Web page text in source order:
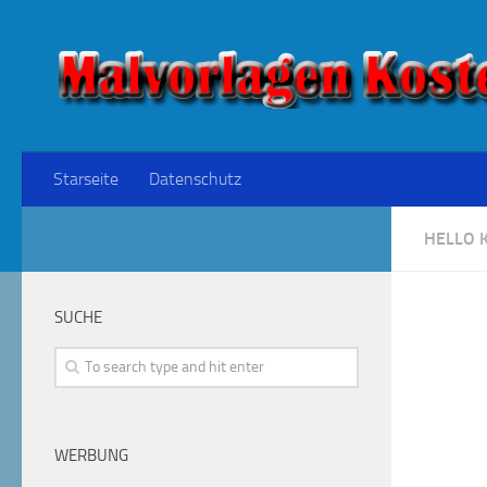
Starseite Datenschutz
HELLO
SUCHE
WERBUNG